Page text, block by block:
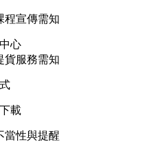
程宣傳需知
心
貨服務需知
載
當性與提醒